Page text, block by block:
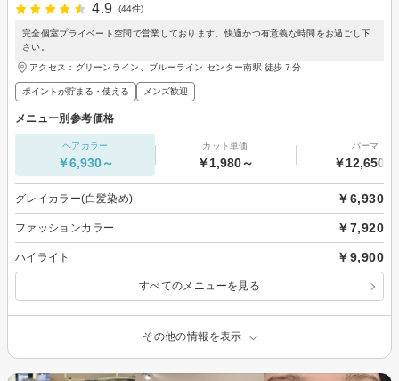
4.9
(44件)
完全個室プライベート空間で営業しております。快適かつ有意義な時間をお過ごし下
さい。
アクセス：グリーンライン、ブルーライン センター南駅 徒歩７分
ポイントが貯まる・使える メンズ歓迎
メニュー別参考価格
ヘアカラー
￥6,930～
カット単価
￥1,980～
パーマ
￥12,650～
グレイカラー(白髪染め) ￥6,930
ファッションカラー ￥7,920
ハイライト ￥9,900
すべてのメニューを見る
その他の情報を表示